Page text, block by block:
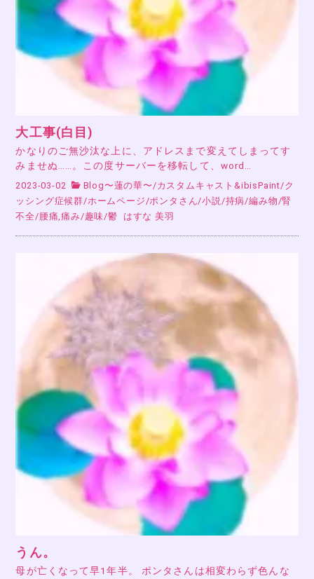
大工事(白目)
かなりのご無沙汰な上に、アドレスまで変えてしまってす
みませぬ……。この度サーバーを移転して、word…
2023-03-02 Blog〜蓮の華〜 /カスタムキャスト&ibisPaint/ク
ッシング症候群/ホームページ /ポンタさん/小説 /持病 /編み物 /腎
不全/腰痛,痛み/趣味/鬱 はすな 美羽
うん。
母が亡くなって早1年半。 ポンタさんは相変わらず色んな